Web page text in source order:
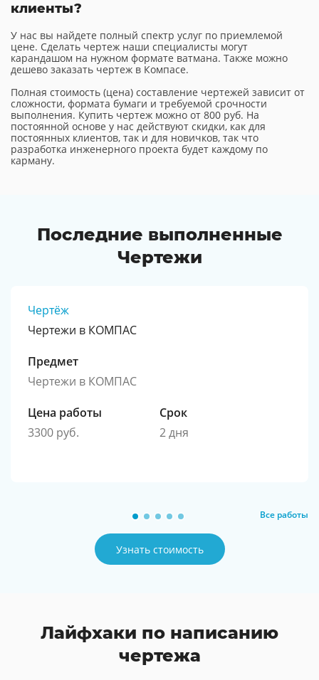
клиенты?
У нас вы найдете полный спектр услуг по приемлемой
цене. Сделать чертеж наши специалисты могут
карандашом на нужном формате ватмана. Также можно
дешево заказать чертеж в Компасе.
Полная стоимость (цена) составление чертежей зависит от
сложности, формата бумаги и требуемой срочности
выполнения. Купить чертеж можно от 800 руб. На
постоянной основе у нас действуют скидки, как для
постоянных клиентов, так и для новичков, так что
разработка инженерного проекта будет каждому по
карману.
Последние выполненные
Чертежи
Чертёж
Чертежи в КОМПАС
Предмет
Чертежи в КОМПАС
Цена работы
3300 руб.
Срок
2 дня
Все работы
Узнать стоимость
Лайфхаки по написанию
чертежа